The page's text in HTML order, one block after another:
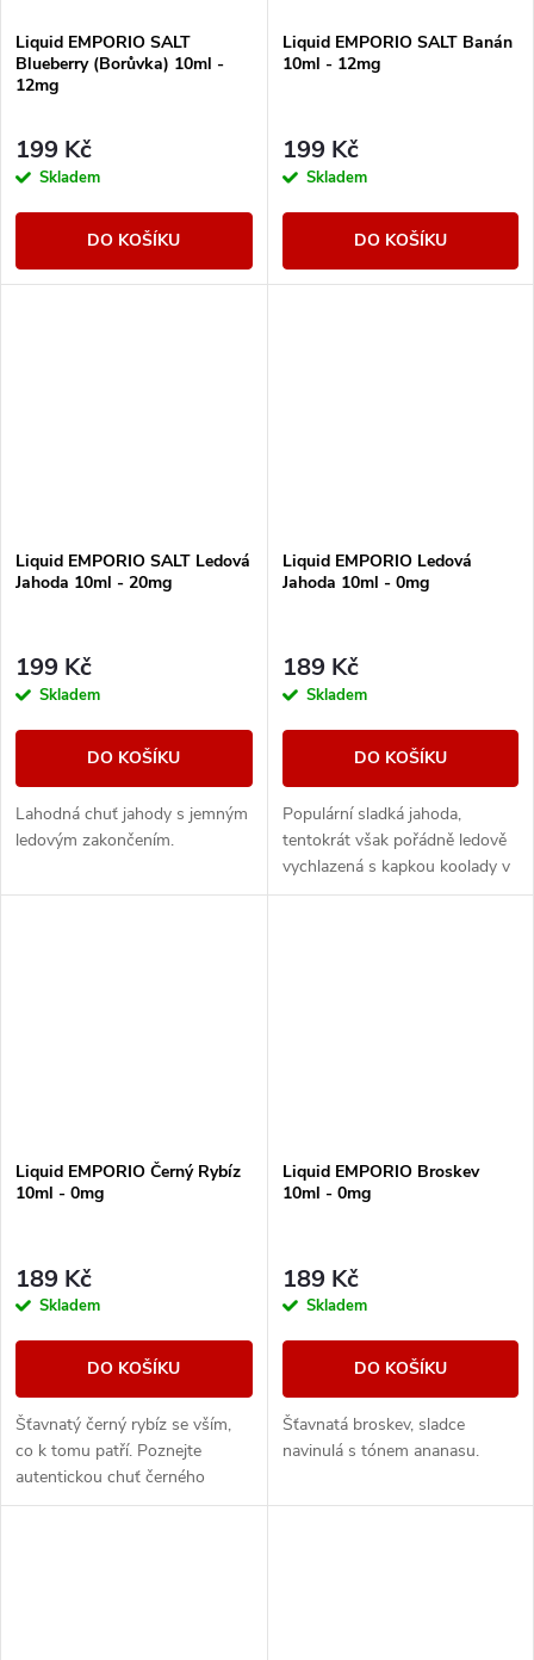
Liquid EMPORIO SALT
Blueberry (Borůvka) 10ml -
12mg
199 Kč
Skladem
DO KOŠÍKU
Liquid EMPORIO SALT Banán
10ml - 12mg
199 Kč
Skladem
DO KOŠÍKU
Liquid EMPORIO SALT Ledová
Jahoda 10ml - 20mg
199 Kč
Skladem
DO KOŠÍKU
Lahodná chuť jahody s jemným
ledovým zakončením.
Liquid EMPORIO Ledová
Jahoda 10ml - 0mg
189 Kč
Skladem
DO KOŠÍKU
Populární sladká jahoda,
tentokrát však pořádně ledově
vychlazená s kapkou koolady v
závěru.
Liquid EMPORIO Černý Rybíz
10ml - 0mg
189 Kč
Skladem
DO KOŠÍKU
Šťavnatý černý rybíz se vším,
co k tomu patří. Poznejte
autentickou chuť černého
rybízu s mírně nakyslým
Liquid EMPORIO Broskev
10ml - 0mg
189 Kč
Skladem
DO KOŠÍKU
Šťavnatá broskev, sladce
navinulá s tónem ananasu.